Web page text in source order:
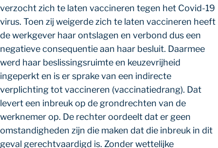
verzocht zich te laten vaccineren tegen het Covid-19
virus. Toen zij weigerde zich te laten vaccineren heeft
de werkgever haar ontslagen en verbond dus een
negatieve consequentie aan haar besluit. Daarmee
werd haar beslissingsruimte en keuzevrijheid
ingeperkt en is er sprake van een indirecte
verplichting tot vaccineren (vaccinatiedrang). Dat
levert een inbreuk op de grondrechten van de
werknemer op. De rechter oordeelt dat er geen
omstandigheden zijn die maken dat die inbreuk in dit
geval gerechtvaardigd is. Zonder wettelijke